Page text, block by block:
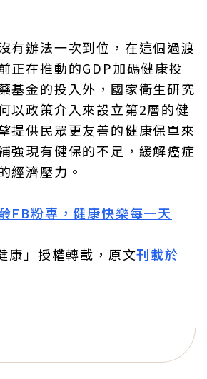
有辦法一次到位，在這個過渡
正在推動的GDP加碼健康投
基金的投入外，國家衛生研究
以政策介入來設立第2層的健
提供民眾更友善的健康保單來
強現有健保的不足，緩解癌症
經濟壓力。
FB粉專，健康快樂每一天
康」授權轉載，原文刊載於